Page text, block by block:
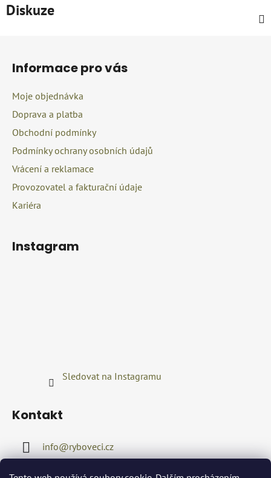
Diskuze
Informace pro vás
Moje objednávka
Doprava a platba
Obchodní podmínky
Podmínky ochrany osobních údajů
Vrácení a reklamace
Provozovatel a fakturační údaje
Kariéra
Instagram
Sledovat na Instagramu
Kontakt
info@ryboveci.cz
+420722416689